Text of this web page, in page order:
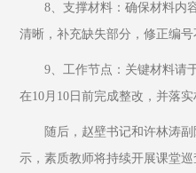
8、支撑材料：确保材料内
清晰，补充缺失部分，修正编号
9、工作节点：关键材料请
在10月10日前完成整改，并落实
随后，赵壁书记和许林涛
示，素质教师将持续开展课堂